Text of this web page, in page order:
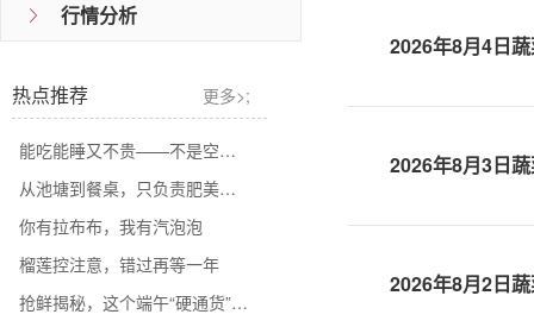
行情分析
热点推荐 更多>;
能吃能睡又不贵——不是空调开不起，抱着冬瓜更有性价比
从池塘到餐桌，只负责肥美不负责低调
你有拉布布，我有汽泡泡
榴莲控注意，错过再等一年
抢鲜揭秘，这个端午“硬通货”身价大起底
2026年8月4日
2026年8月3日
2026年8月2日